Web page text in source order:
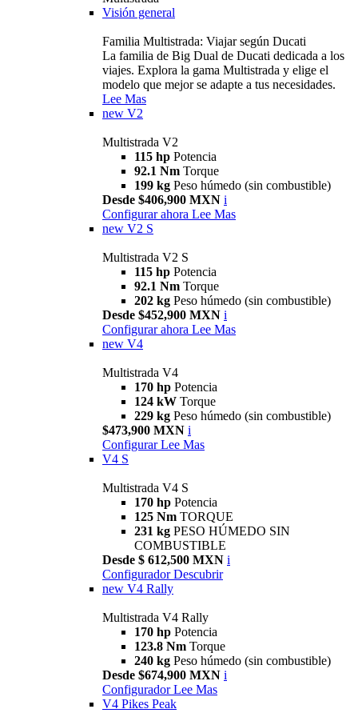
Visión general
Familia Multistrada: Viajar según Ducati
La familia de Big Dual de Ducati dedicada a los
viajes. Explora la gama Multistrada y elige el
modelo que mejor se adapte a tus necesidades.
Lee Mas
new V2
Multistrada V2
115 hp Potencia
92.1 Nm Torque
199 kg Peso húmedo (sin combustible)
Desde $406,900 MXN i
Configurar ahora Lee Mas
new V2 S
Multistrada V2 S
115 hp Potencia
92.1 Nm Torque
202 kg Peso húmedo (sin combustible)
Desde $452,900 MXN i
Configurar ahora Lee Mas
new V4
Multistrada V4
170 hp Potencia
124 kW Torque
229 kg Peso húmedo (sin combustible)
$473,900 MXN i
Configurar Lee Mas
V4 S
Multistrada V4 S
170 hp Potencia
125 Nm TORQUE
231 kg PESO HÚMEDO SIN
COMBUSTIBLE
Desde $ 612,500 MXN i
Configurador Descubrir
new V4 Rally
Multistrada V4 Rally
170 hp Potencia
123.8 Nm Torque
240 kg Peso húmedo (sin combustible)
Desde $674,900 MXN i
Configurador Lee Mas
V4 Pikes Peak